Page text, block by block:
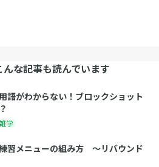
な記事も読んでいます
語がわからない！ブロックショット
学
習メニューの組み方 〜リバウンド